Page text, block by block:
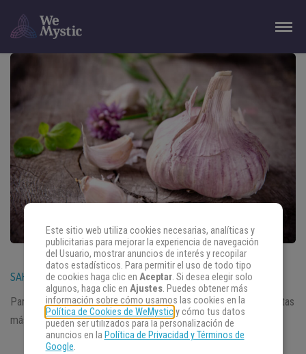
SAHUMAR CON AJO: ALEJA LAS ENERGÍAS NEGATIVAS
Para los practicantes de Magia Natural, el ajo es una de las plantas
más […]
Este sitio web utiliza cookies necesarias, analíticas y
publicitarias para mejorar la experiencia de navegación
del Usuario, mostrar anuncios de interés y recopilar
datos estadísticos. Para permitir el uso de todo tipo
de cookies haga clic en Aceptar. Si desea elegir solo
algunos, haga clic en Ajustes. Puedes obtener más
información sobre cómo usamos las cookies en la
Política de Cookies de WeMysticy cómo tus datos
pueden ser utilizados para la personalización de
anuncios en la Política de Privacidad y Términos de
Google.